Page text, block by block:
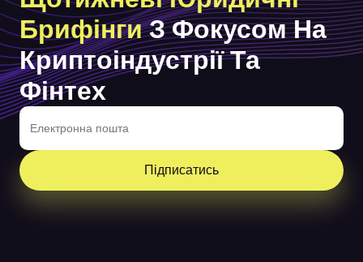
БрифінгиЗ Фокусом На
Криптоіндустрії Та
Фінтех
Підписатись